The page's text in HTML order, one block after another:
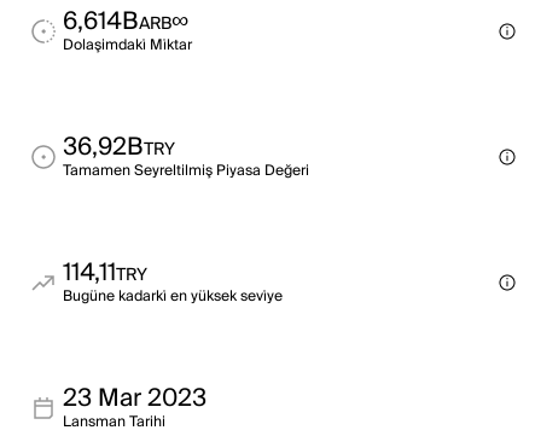
6,614BARB∞
Dolaşimdaki̇ Mi̇ktar
36,92BTRY
Tamamen Seyreltilmiş Piyasa Değeri
114,11TRY
Bugüne kadarki̇ en yüksek sevi̇ye
23 Mar 2023
Lansman Tarihi